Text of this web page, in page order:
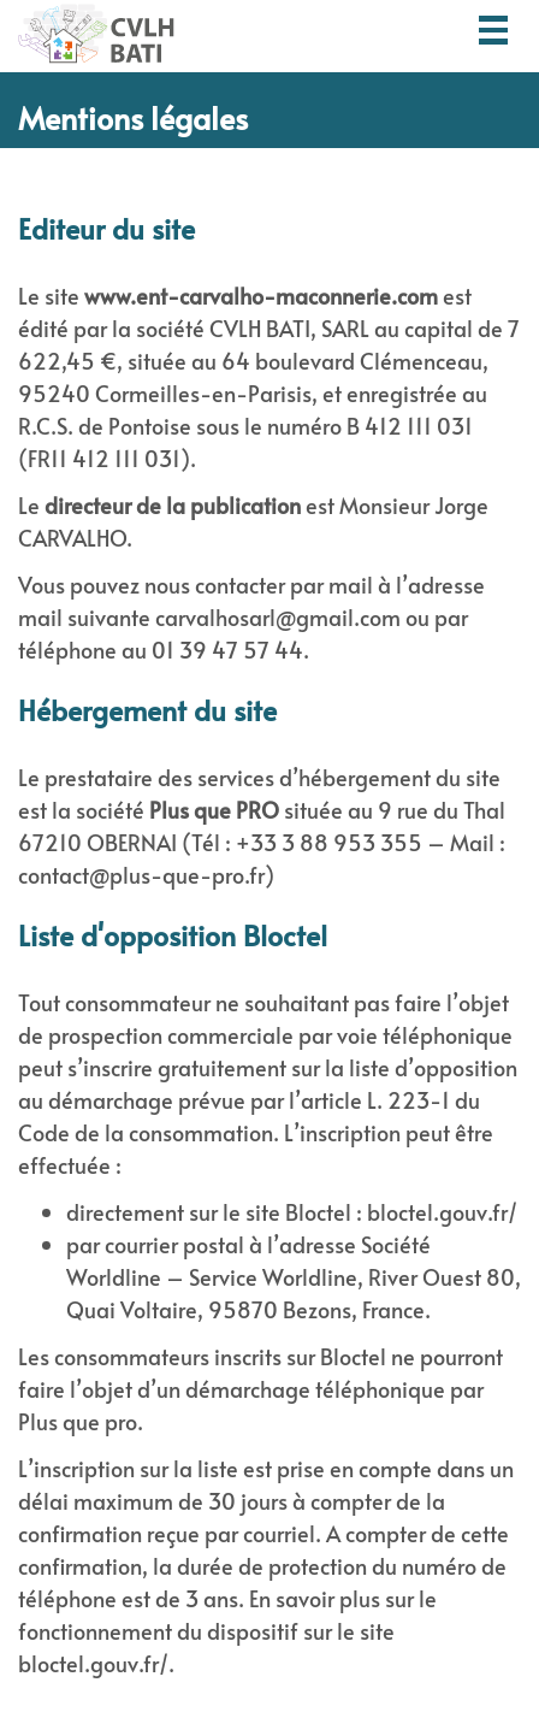
Mentions légales
Editeur du site
Le site www.ent-carvalho-maconnerie.comest
édité par la société CVLH BATI, SARL au capital de 7
622,45 €, située au 64 boulevard Clémenceau,
95240 Cormeilles-en-Parisis, et enregistrée au
R.C.S. de Pontoise sous le numéro B 412 111 031
(FR11 412 111 031).
Le directeur de la publicationest Monsieur Jorge
CARVALHO.
Vous pouvez nous contacter par mail à l’adresse
mail suivante carvalhosarl@gmail.com ou par
téléphone au 01 39 47 57 44.
Hébergement du site
Le prestataire des services d’hébergement du site
est la société Plus que PRO située au 9 rue du Thal
67210 OBERNAI (Tél : +33 3 88 953 355 – Mail :
contact@plus-que-pro.fr)
Liste d'opposition Bloctel
Tout consommateur ne souhaitant pas faire l’objet
de prospection commerciale par voie téléphonique
peut s’inscrire gratuitement sur la liste d’opposition
au démarchage prévue par l’article L. 223-1 du
Code de la consommation. L’inscription peut être
effectuée :
directement sur le site Bloctel : bloctel.gouv.fr/
par courrier postal à l’adresse Société
Worldline – Service Worldline, River Ouest 80,
Quai Voltaire, 95870 Bezons, France.
Les consommateurs inscrits sur Bloctel ne pourront
faire l’objet d’un démarchage téléphonique par
Plus que pro.
L’inscription sur la liste est prise en compte dans un
délai maximum de 30 jours à compter de la
confirmation reçue par courriel. A compter de cette
confirmation, la durée de protection du numéro de
téléphone est de 3 ans. En savoir plus sur le
fonctionnement du dispositif sur le site
bloctel.gouv.fr/.